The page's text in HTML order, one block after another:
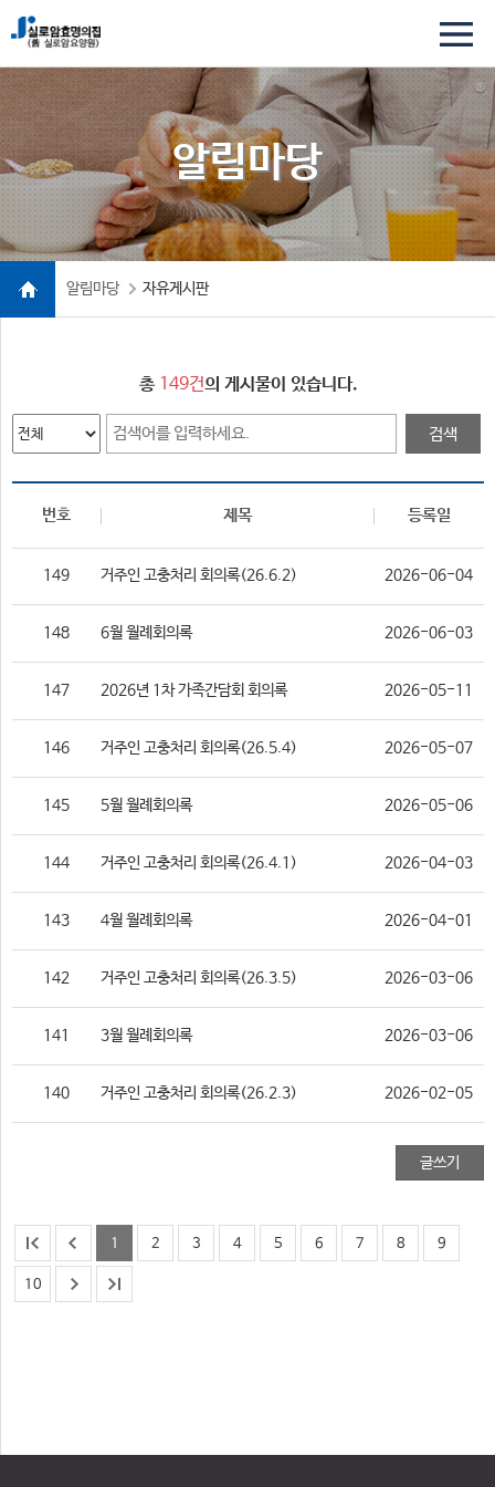
알림마당
알림마당 자유게시판
총 149건의 게시물이 있습니다.
검색
번호 제목 등록일
149 거주인 고충처리 회의록(26.6.2) 2026-06-04
148 6월 월례회의록 2026-06-03
147 2026년 1차 가족간담회 회의록 2026-05-11
146 거주인 고충처리 회의록(26.5.4) 2026-05-07
145 5월 월례회의록 2026-05-06
144 거주인 고충처리 회의록(26.4.1) 2026-04-03
143 4월 월례회의록 2026-04-01
142 거주인 고충처리 회의록(26.3.5) 2026-03-06
141 3월 월례회의록 2026-03-06
140 거주인 고충처리 회의록(26.2.3) 2026-02-05
글쓰기
1 2 3 4 5 6 7 8 9
10